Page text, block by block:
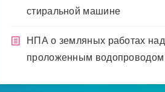
стиральной машине
НПА о земляных работах над
проложенным водопроводом